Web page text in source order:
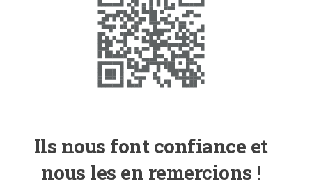
Ils nous font confiance et
nous les en remercions !